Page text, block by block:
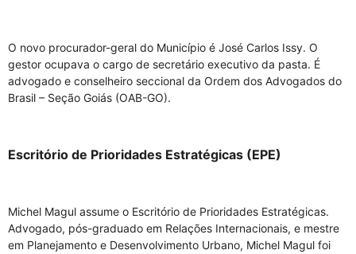
O novo procurador-geral do Município é José Carlos Issy. O
gestor ocupava o cargo de secretário executivo da pasta. É
advogado e conselheiro seccional da Ordem dos Advogados do
Brasil – Seção Goiás (OAB-GO).
Escritório de Prioridades Estratégicas (EPE)
Michel Magul assume o Escritório de Prioridades Estratégicas.
Advogado, pós-graduado em Relações Internacionais, e mestre
em Planejamento e Desenvolvimento Urbano, Michel Magul foi